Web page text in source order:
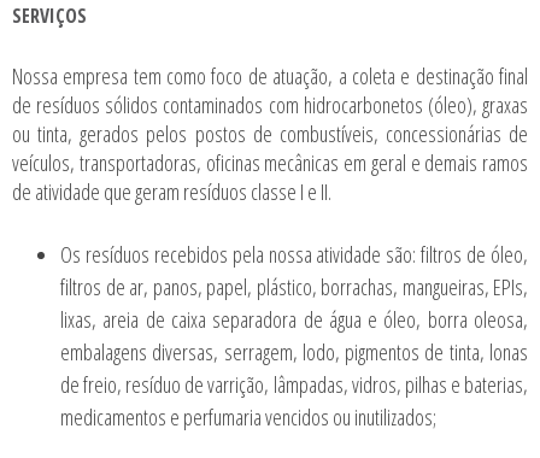
SERVIÇOS
Nossa empresa tem como foco de atuação, a coleta e destinação final
de resíduos sólidos contaminados com hidrocarbonetos (óleo), graxas
ou tinta, gerados pelos postos de combustíveis, concessionárias de
veículos, transportadoras, oficinas mecânicas em geral e demais ramos
de atividade que geram resíduos classe I e II.
Os resíduos recebidos pela nossa atividade são: filtros de óleo,
filtros de ar, panos, papel, plástico, borrachas, mangueiras, EPIs,
lixas, areia de caixa separadora de água e óleo, borra oleosa,
embalagens diversas, serragem, lodo, pigmentos de tinta, lonas
de freio, resíduo de varrição, lâmpadas, vidros, pilhas e baterias,
medicamentos e perfumaria vencidos ou inutilizados;